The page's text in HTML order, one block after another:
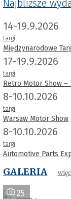
Najbliższe
14-19.9.2026
targi
Międzynarodowe
17-19.9.2026
targi
Retro Motor Show –
8-10.10.2026
targi
Warsaw Motor Show
8-10.10.2026
targi
Automotive Parts
GALERIA
25